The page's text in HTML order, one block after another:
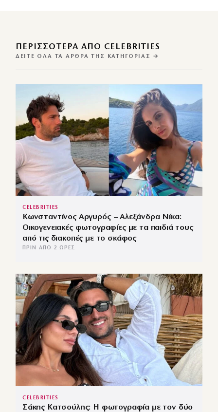
ΠΕΡΙΣΣΌΤΕΡΑ ΑΠΌ CELEBRITIES
ΔΕΊΤΕ ΌΛΑ ΤΑ ΆΡΘΡΑ ΤΗΣ ΚΑΤΗΓΟΡΊΑΣ →
CELEBRITIES
Κωνσταντίνος Αργυρός – Αλεξάνδρα Νίκα:
Οικογενειακές φωτογραφίες με τα παιδιά τους
από τις διακοπές με το σκάφος
ΠΡΙΝ ΑΠΌ 2 ΏΡΕΣ
CELEBRITIES
Σάκης Κατσούλης: Η φωτογραφία με τον δύο